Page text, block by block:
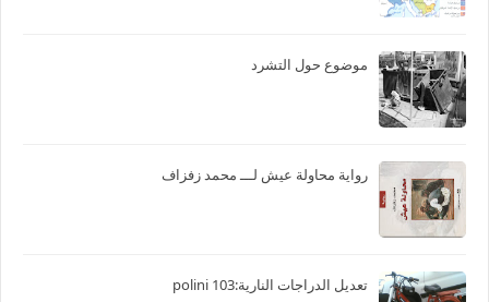
موضوع حول التشرد
رواية محاولة عيش لـــ محمد زفزاف
تعديل الدراجات النارية:103 polini